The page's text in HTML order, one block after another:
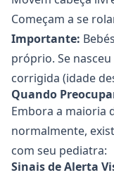
Começam a se
Importante:
próprio. Se
corrigida (idade
Quando
Embora a maioria
normalmente,
com seu pediatra:
Sinais de Alerta